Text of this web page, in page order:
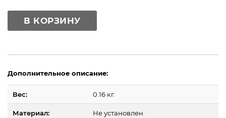
В КОРЗИНУ
Дополнительное описание:
Вес: 0.16 кг.
Материал: Не установлен